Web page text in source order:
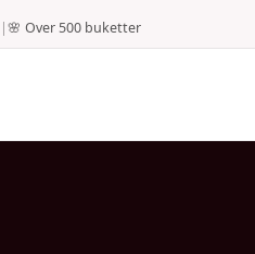
|🌸 Over 500 buketter